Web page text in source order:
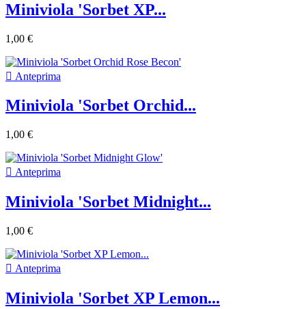
Miniviola 'Sorbet XP...
1,00 €
 Anteprima
Miniviola 'Sorbet Orchid...
1,00 €
 Anteprima
Miniviola 'Sorbet Midnight...
1,00 €
 Anteprima
Miniviola 'Sorbet XP Lemon...